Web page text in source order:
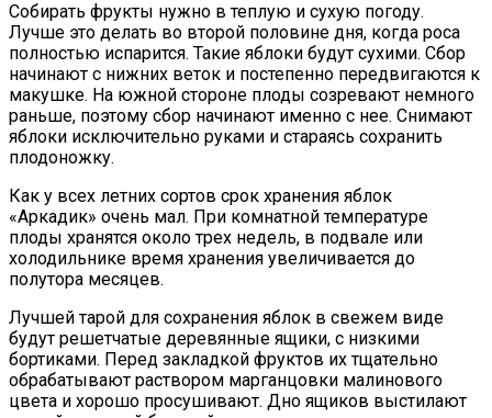
Собирать фрукты нужно в теплую и сухую погоду.
Лучше это делать во второй половине дня, когда роса
полностью испарится. Такие яблоки будут сухими. Сбор
начинают с нижних веток и постепенно передвигаются к
макушке. На южной стороне плоды созревают немного
раньше, поэтому сбор начинают именно с нее. Снимают
яблоки исключительно руками и стараясь сохранить
плодоножку.
Как у всех летних сортов срок хранения яблок
«Аркадик» очень мал. При комнатной температуре
плоды хранятся около трех недель, в подвале или
холодильнике время хранения увеличивается до
полутора месяцев.
Лучшей тарой для сохранения яблок в свежем виде
будут решетчатые деревянные ящики, с низкими
бортиками. Перед закладкой фруктов их тщательно
обрабатывают раствором марганцовки малинового
цвета и хорошо просушивают. Дно ящиков выстилают